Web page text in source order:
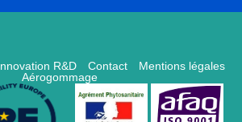
R&D Contact
Mentions légales
Aérogommage